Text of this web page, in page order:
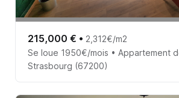
215,000 € • 2,312€/m2
Se loue 1950€/mois • Appartement
Strasbourg (67200)